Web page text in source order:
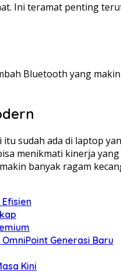
Ini teramat penting
Bluetooth yang
sudah ada di laptop
menikmati kinerja
banyak ragam
Generasi Baru
Kini